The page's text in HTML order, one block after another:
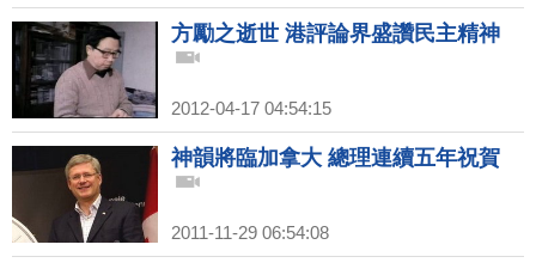
方勵之逝世 港評論界盛讚民主精神
2012-04-17 04:54:15
神韻將臨加拿大 總理連續五年祝賀
2011-11-29 06:54:08